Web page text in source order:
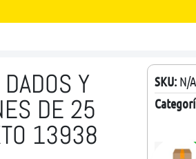
Y
DE 25
13938
SKU: N/A